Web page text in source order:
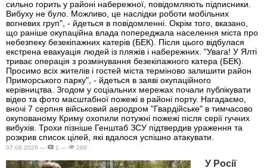
сильно горить у районі набережної, повідомляють підписники.
Вибуху не було. Можливо, це наслідки роботи мобільних
вогневих груп", - йдеться в повідомленні. Окрім того, вказано,
що раніше окупаційна влада попереджала населення міста про
небезпеку безекіпажних катерів (БЕК). Після цього відбулася
екстрена евакуація людей із пляжів і набережних. "Увага! У Ялті
триває операція з розмінування безекіпажного катера (БЕК).
Просимо всіх жителів і гостей міста терміново залишити район
Приморського парку", - йдеться в заяві окупаційного
керівництва. Згодом у соціальних мережах почали публікувати
відео та фото масштабної пожежі в районі порту. Нагадаємо,
вночі 7 серпня військовий аеродром "Гвардійське" в тимчасово
окупованому Криму охопили потужні пожежі після серії гучних
вибухів. Трохи пізніше Генштаб ЗСУ підтвердив ураження та
розкрив список цілей, які вдалося успішно атакувати.
07.08.2026 — 1 — 288
У Росії